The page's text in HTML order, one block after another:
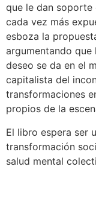
que le dan soporte
cada vez más
esboza la
argumentando
deseo se da en el
capitalista del
transformaciones
propios de la
El libro espera ser
transformación
salud mental